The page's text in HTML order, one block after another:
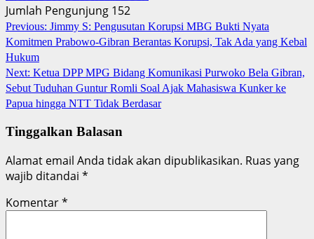
Jumlah Pengunjung 152
Post
navigation
Previous: Jimmy S: Pengusutan Korupsi MBG Bukti Nyata
Komitmen Prabowo-Gibran Berantas Korupsi, Tak Ada yang Kebal
Hukum
Next: ‎Ketua DPP MPG Bidang Komunikasi Purwoko Bela Gibran,
Sebut Tuduhan Guntur Romli Soal Ajak Mahasiswa Kunker ke
Papua hingga NTT Tidak Berdasar
Tinggalkan Balasan
Alamat email Anda tidak akan dipublikasikan. Ruas yang
wajib ditandai *
Komentar*